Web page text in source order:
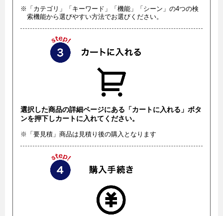
※「カテゴリ」「キーワード」「機能」「シーン」の4つの検
索機能から選びやすい方法でお選びください。
選択した商品の詳細ページにある「カートに入れる」ボタ
ンを押下しカートに入れてください。
※「要見積」商品は見積り後の購入となります